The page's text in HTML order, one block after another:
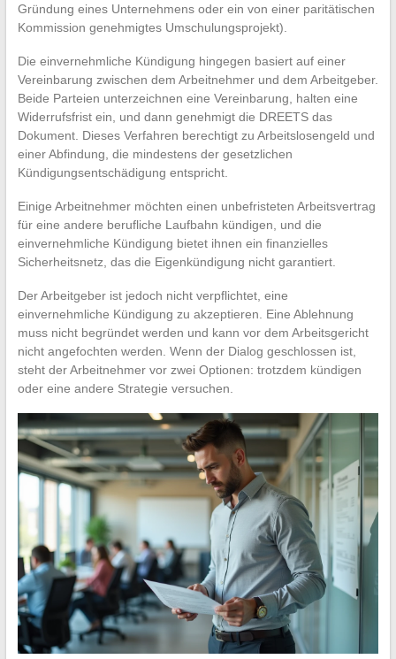
Gründung eines Unternehmens oder ein von einer paritätischen
Kommission genehmigtes Umschulungsprojekt).
Die einvernehmliche Kündigung hingegen basiert auf einer
Vereinbarung zwischen dem Arbeitnehmer und dem Arbeitgeber.
Beide Parteien unterzeichnen eine Vereinbarung, halten eine
Widerrufsfrist ein, und dann genehmigt die DREETS das
Dokument. Dieses Verfahren berechtigt zu Arbeitslosengeld und
einer Abfindung, die mindestens der gesetzlichen
Kündigungsentschädigung entspricht.
Einige Arbeitnehmer möchten einen unbefristeten Arbeitsvertrag
für eine andere berufliche Laufbahn kündigen, und die
einvernehmliche Kündigung bietet ihnen ein finanzielles
Sicherheitsnetz, das die Eigenkündigung nicht garantiert.
Der Arbeitgeber ist jedoch nicht verpflichtet, eine
einvernehmliche Kündigung zu akzeptieren. Eine Ablehnung
muss nicht begründet werden und kann vor dem Arbeitsgericht
nicht angefochten werden. Wenn der Dialog geschlossen ist,
steht der Arbeitnehmer vor zwei Optionen: trotzdem kündigen
oder eine andere Strategie versuchen.